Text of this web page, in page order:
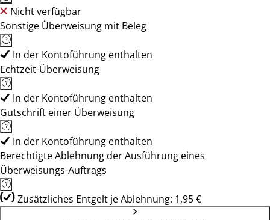
Nicht verfügbar
Sonstige Überweisung mit Beleg
In der Kontoführung enthalten
Echtzeit-Überweisung
In der Kontoführung enthalten
Gutschrift einer Überweisung
In der Kontoführung enthalten
Berechtigte Ablehnung der Ausführung eines
Überweisungs-Auftrags
Zusätzliches Entgelt je Ablehnung: 1,95 €